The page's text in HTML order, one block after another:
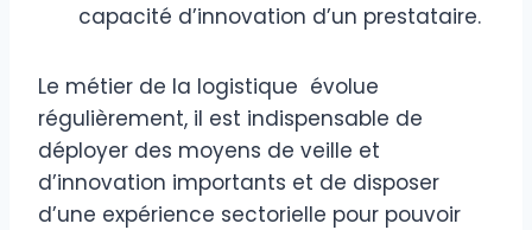
capacité d’innovation d’un prestataire.
Le métier de la logistique évolue
régulièrement, il est indispensable de
déployer des moyens de veille et
d’innovation importants et de disposer
d’une expérience sectorielle pour pouvoir